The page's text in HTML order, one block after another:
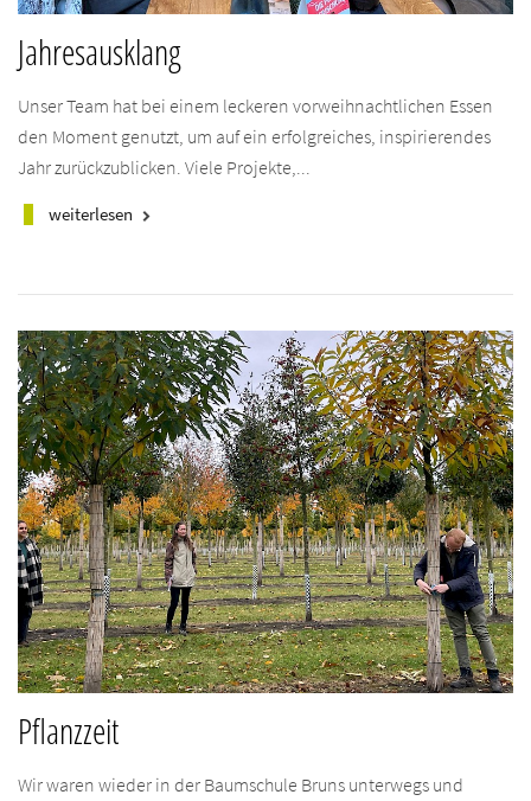
Jahresausklang
Unser Team hat bei einem leckeren vorweihnachtlichen Essen
den Moment genutzt, um auf ein erfolgreiches, inspirierendes
Jahr zurückzublicken. Viele Projekte,...
weiterlesen keyboard_arrow_right
Pflanzzeit
Wir waren wieder in der Baumschule Bruns unterwegs und